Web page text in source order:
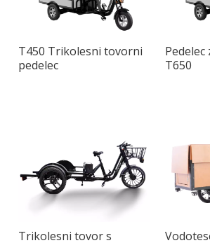
T450 Trikolesni tovorni
pedelec
T650
Trikolesni tovor s